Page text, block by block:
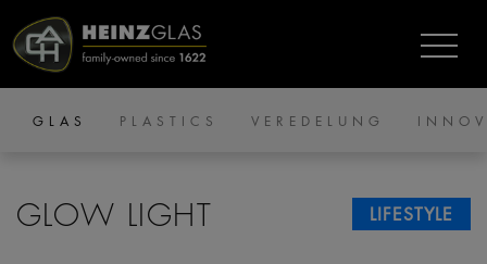
GLAS PLASTICS VEREDELUNG
LIFESTYLE
GLOW LIGHT